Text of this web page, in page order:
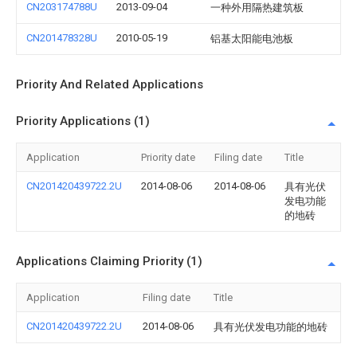
CN203174788U 2013-09-04 一种外用隔热建筑板
CN201478328U 2010-05-19 铝基太阳能电池板
Priority And Related Applications
Priority Applications (1)
Application Priority date Filing date Title
CN201420439722.2U 2014-08-06 2014-08-06
具有光伏
发电功能
的地砖
Applications Claiming Priority (1)
Application Filing date Title
CN201420439722.2U 2014-08-06 具有光伏发电功能的地砖